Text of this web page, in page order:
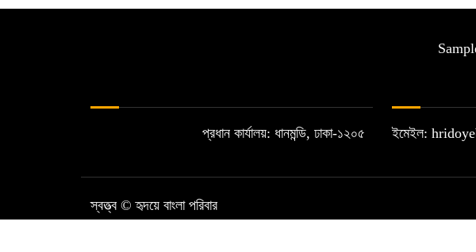
প্রধান কার্যালয়: ধানমন্ডি, ঢাকা-১২০৫ ইমেইল:
স্বত্ত্ব © হৃদয়ে বাংলা পরিবার